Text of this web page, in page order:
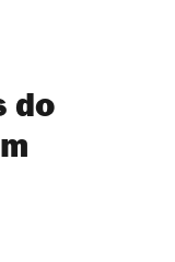
do